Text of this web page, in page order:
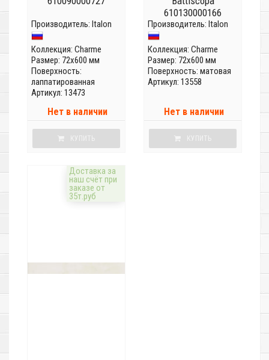
Производитель: Italon
Коллекция: Charme
Размер: 72x600 мм
Поверхность:
лаппатированная
Артикул: 13473
Нет в наличии
КУПИТЬ
610130000166
Производитель: Italon
Коллекция: Charme
Размер: 72x600 мм
Поверхность: матовая
Артикул: 13558
Нет в наличии
КУПИТЬ
Доставка за
наш счёт при
заказе от
35т.руб